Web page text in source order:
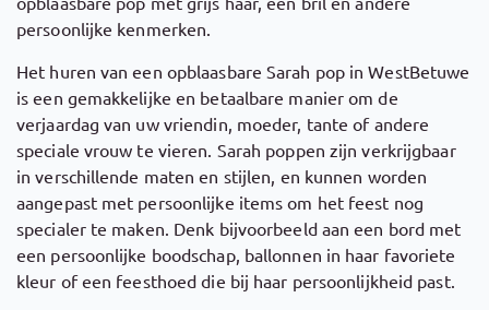
persoonlijke kenmerken.
Het huren van een opblaasbare Sarah pop in WestBetuwe
is een gemakkelijke en betaalbare manier om de
verjaardag van uw vriendin, moeder, tante of andere
speciale vrouw te vieren. Sarah poppen zijn verkrijgbaar
in verschillende maten en stijlen, en kunnen worden
aangepast met persoonlijke items om het feest nog
specialer te maken. Denk bijvoorbeeld aan een bord met
een persoonlijke boodschap, ballonnen in haar favoriete
kleur of een feesthoed die bij haar persoonlijkheid past.